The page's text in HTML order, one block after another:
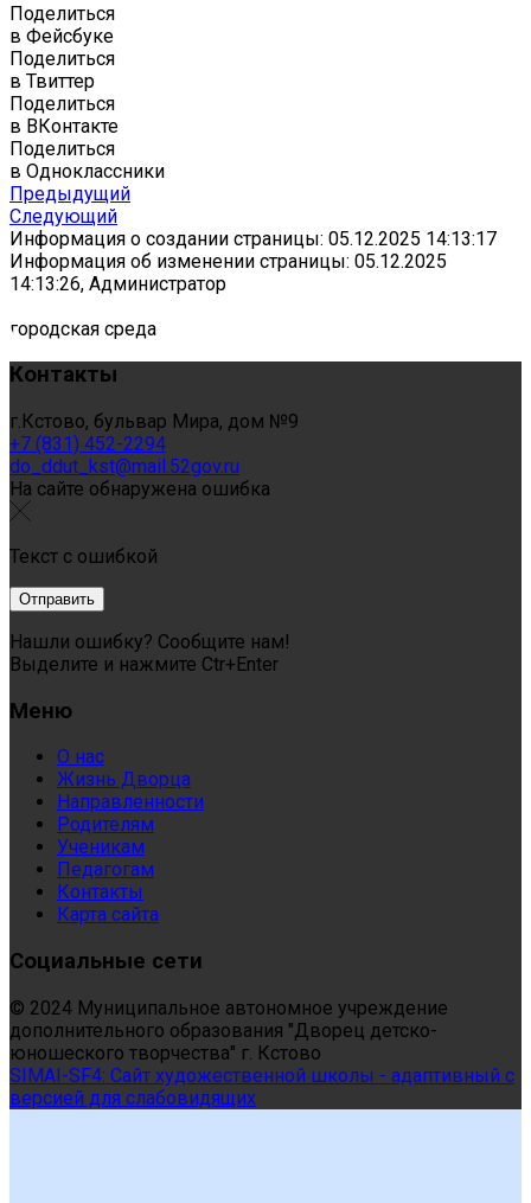
Поделиться
в Фейсбуке
Поделиться
в Твиттер
Поделиться
в ВКонтакте
Поделиться
в Одноклассники
Предыдущий
Следующий
Информация о создании страницы: 05.12.2025 14:13:17
Информация об изменении страницы: 05.12.2025
14:13:26, Администратор
городская среда
Контакты
г.Кстово, бульвар Мира, дом №9
+7 (831) 452-2294
do_ddut_kst@mail.52gov.ru
На сайте обнаружена ошибка
Текст с ошибкой
Нашли ошибку? Сообщите нам!
Выделите и нажмите Ctr+Enter
Меню
О нас
Жизнь Дворца
Направленности
Родителям
Ученикам
Педагогам
Контакты
Карта сайта
Социальные сети
© 2024 Муниципальное автономное учреждение
дополнительного образования "Дворец детско-
юношеского творчества" г. Кстово
SIMAI-SF4: Сайт художественной школы - адаптивный с
версией для слабовидящих